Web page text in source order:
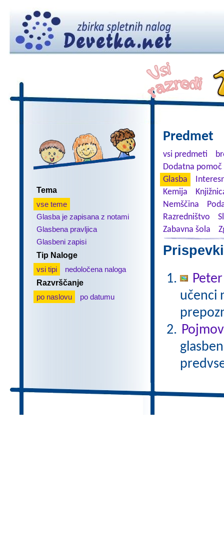
Tema
vse teme
Glasba je zapisana z notami
Glasbena pravljica
Glasbeni zapisi
Tip Naloge
vsi tipi
nedoločena naloga
Razvrščanje
po naslovu
po datumu
Predmet
vsi predmeti
Dodatna
Glasba
Kemija
Nemščina
Razredništvo
Zabavna šola
učenci